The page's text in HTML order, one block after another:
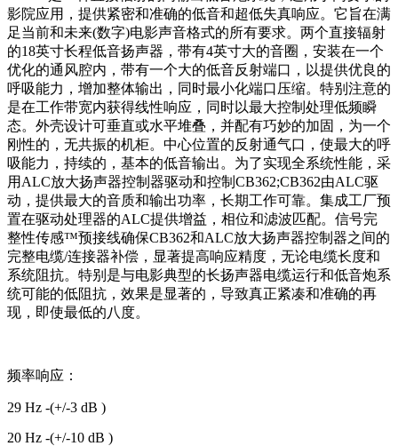
影院应用，提供紧密和准确的低音和超低失真响应。它旨在满
足当前和未来(数字)电影声音格式的所有要求。两个直接辐射
的18英寸长程低音扬声器，带有4英寸大的音圈，安装在一个
优化的通风腔内，带有一个大的低音反射端口，以提供优良的
呼吸能力，增加整体输出，同时最小化端口压缩。特别注意的
是在工作带宽内获得线性响应，同时以最大控制处理低频瞬
态。外壳设计可垂直或水平堆叠，并配有巧妙的加固，为一个
刚性的，无共振的机柜。中心位置的反射通气口，使最大的呼
吸能力，持续的，基本的低音输出。为了实现全系统性能，采
用ALC放大扬声器控制器驱动和控制CB362;CB362由ALC驱
动，提供最大的音质和输出功率，长期工作可靠。集成工厂预
置在驱动处理器的ALC提供增益，相位和滤波匹配。信号完
整性传感™预接线确保CB362和ALC放大扬声器控制器之间的
完整电缆/连接器补偿，显著提高响应精度，无论电缆长度和
系统阻抗。特别是与电影典型的长扬声器电缆运行和低音炮系
统可能的低阻抗，效果是显著的，导致真正紧凑和准确的再
现，即使最低的八度。
频率响应：
29 Hz -(+/-3 dB )
20 Hz -(+/-10 dB )